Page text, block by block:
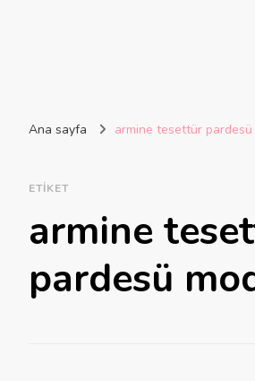
Ana sayfa armine tesettür
ETIKET
armine
pardesü